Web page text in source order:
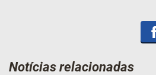
Notícias relacionadas